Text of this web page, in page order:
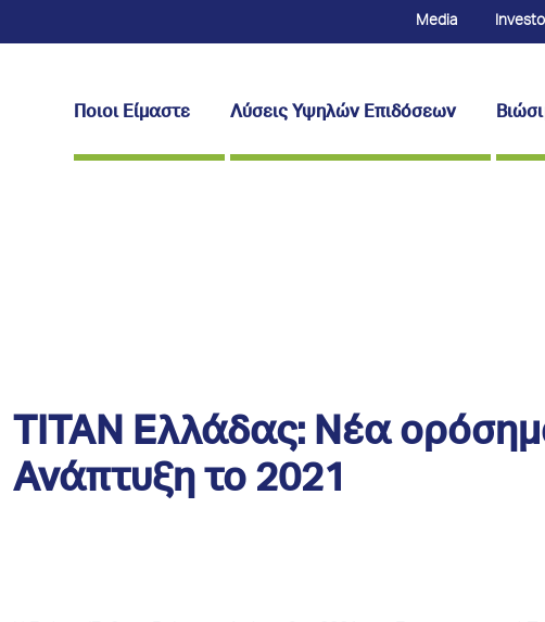
Media
Ποιοι Είμαστε Λύσεις Υψηλών Επιδόσεων
ΤΙΤΑΝ Ελλάδας: Νέα
Ανάπτυξη το 2021